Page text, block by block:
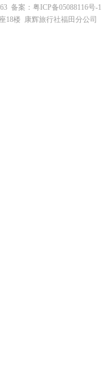
备案：粤ICP备05088116号-1
18楼 康辉旅行社福田分公司